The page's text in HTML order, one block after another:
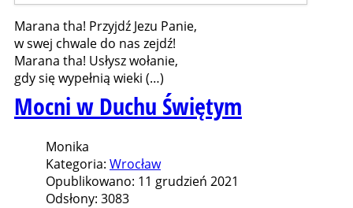
Marana tha! Przyjdź Jezu Panie,
w swej chwale do nas zejdź!
Marana tha! Usłysz wołanie,
gdy się wypełnią wieki (…)
Mocni w Duchu Świętym
Monika
Kategoria: Wrocław
Opublikowano: 11 grudzień 2021
Odsłony: 3083